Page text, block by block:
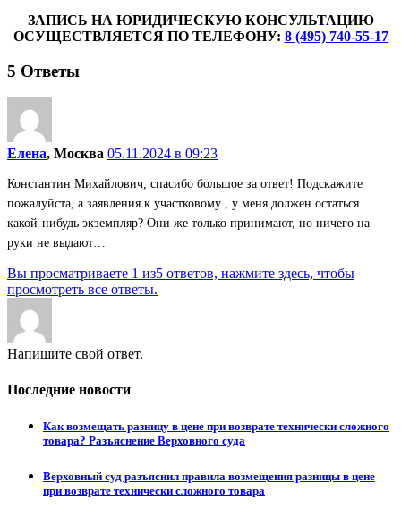
ЗАПИСЬ НА ЮРИДИЧЕСКУЮ КОНСУЛЬТАЦИЮ
ОСУЩЕСТВЛЯЕТСЯ ПО ТЕЛЕФОНУ: 8 (495) 740-55-17
5 Ответы
Елена, Москва 05.11.2024 в 09:23
Константин Михайлович, спасибо большое за ответ! Подскажите
пожалуйста, а заявления к участковому , у меня должен остаться
какой-нибудь экземпляр? Они же только принимают, но ничего на
руки не выдают…
Вы просматриваете 1 из5 ответов, нажмите здесь, чтобы
просмотреть все ответы.
Напишите свой ответ.
Последние новости
Как возмещать разницу в цене при возврате технически сложного
товара? Разъяснение Верховного суда
Верховный суд разъяснил правила возмещения разницы в цене
при возврате технически сложного товара